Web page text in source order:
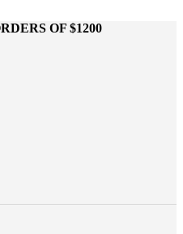
OF $1200